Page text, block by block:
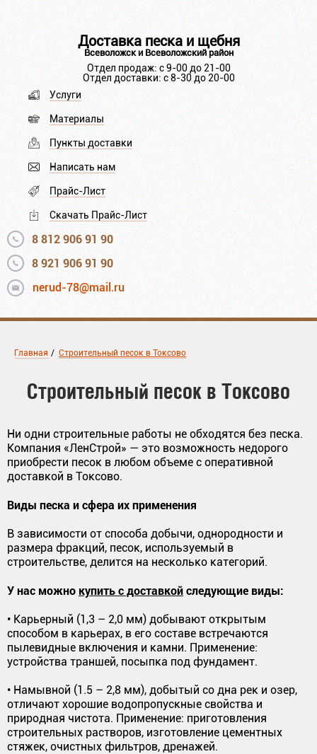
Доставка песка и щебня
Всеволожск и Всеволожский район
Отдел продаж: с 9-00 до 21-00
Отдел доставки: с 8-30 до 20-00
Услуги
Материалы
Пункты доставки
Написать нам
Прайс-Лист
Скачать Прайс-Лист
8 812 906 91 90
8 921 906 91 90
nerud-78@mail.ru
Главная / Строительный песок в Токсово
Строительный песок в Токсово
Ни одни строительные работы не обходятся без песка.
Компания «ЛенСтрой» — это возможность недорого
приобрести песок в любом объеме с оперативной
доставкой в Токсово.
Виды песка и сфера их применения
В зависимости от способа добычи, однородности и
размера фракций, песок, используемый в
строительстве, делится на несколько категорий.
У нас можно купить с доставкойследующие виды:
• Карьерный (1,3 – 2,0 мм) добывают открытым
способом в карьерах, в его составе встречаются
пылевидные включения и камни. Применение:
устройства траншей, посыпка под фундамент.
• Намывной (1.5 – 2,8 мм), добытый со дна рек и озер,
отличают хорошие водопропускные свойства и
природная чистота. Применение: приготовления
строительных растворов, изготовление цементных
стяжек, очистных фильтров, дренажей.